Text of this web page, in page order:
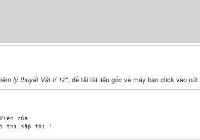
lý thuyết Vật lí 12", để tải tài liệu gốc về máy bạn click vào nút
của
kì thi sắp tới !